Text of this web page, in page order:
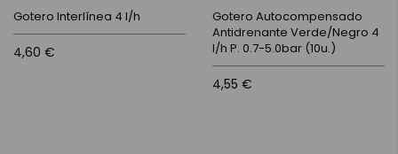
Gotero Interlínea 4 l/h
4,60 €
Gotero Autocompensado
Antidrenante Verde/Negro 4
l/h P. 0.7-5.0bar (10u.)
4,55 €